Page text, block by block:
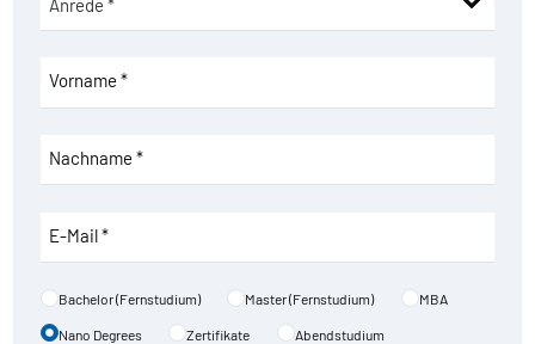
Vorname *
Nachname *
E-Mail *
Bachelor (Fernstudium) Master (Fernstudium) MBA
Nano Degrees Zertifikate Abendstudium